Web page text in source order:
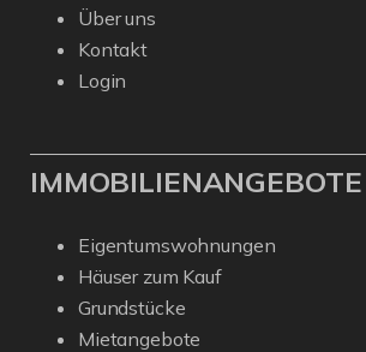
Über uns
Kontakt
Login
IMMOBILIENANGEBOTE
Eigentumswohnungen
Häuser zum Kauf
Grundstücke
Mietangebote